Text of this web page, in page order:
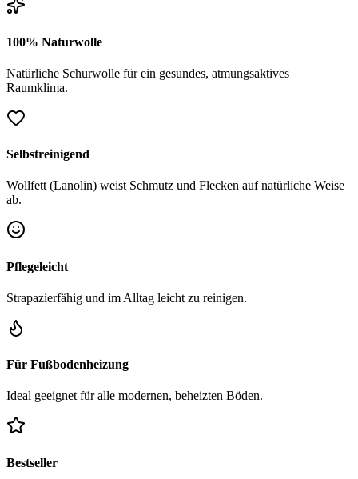
100% Naturwolle
Natürliche Schurwolle für ein gesundes, atmungsaktives
Raumklima.
Selbstreinigend
Wollfett (Lanolin) weist Schmutz und Flecken auf natürliche Weise
ab.
Pflegeleicht
Strapazierfähig und im Alltag leicht zu reinigen.
Für Fußbodenheizung
Ideal geeignet für alle modernen, beheizten Böden.
Bestseller